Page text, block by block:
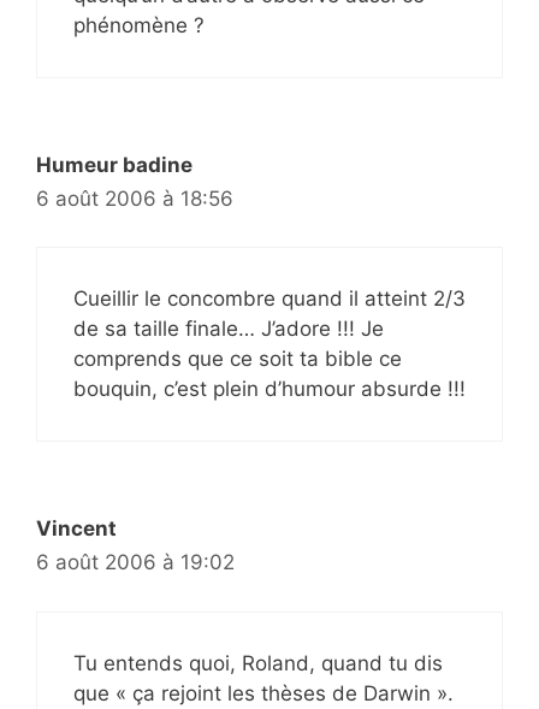
phénomène ?
Humeur badine
6 août 2006 à 18:56
Cueillir le concombre quand il atteint 2/3
de sa taille finale… J’adore !!! Je
comprends que ce soit ta bible ce
bouquin, c’est plein d’humour absurde !!!
Vincent
6 août 2006 à 19:02
Tu entends quoi, Roland, quand tu dis
que « ça rejoint les thèses de Darwin ».